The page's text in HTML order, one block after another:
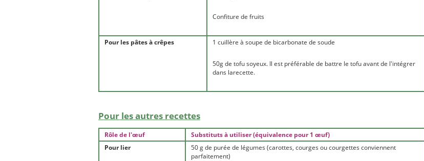
Confiture de fruits
Pour les pâtes à crêpes 1 cuillère à soupe de bicarbonate de soude
50g de tofu soyeux. Il est préférable de battre le tofu avant de l'intégrer
dans larecette.
Pour les autres recettes
Rôle de l'œuf
Substituts à utiliser (équivalence pour 1 œuf)
Pour lier
50 g de purée de légumes (carottes, courges ou courgettes conviennent
parfaitement)